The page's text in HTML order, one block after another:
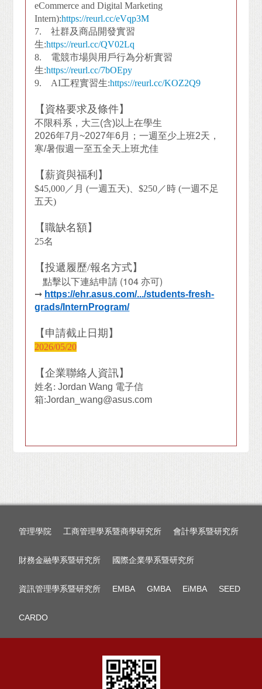
eCommerce and Digital Marketing
Intern):https://reurl.cc/eVqp3M
7. 社群及商品開發實習
生:https://reurl.cc/QV02Lq
8. 電競市場與用戶行為分析實習
生:https://reurl.cc/7bOEpy
9. AI工程實習生:https://reurl.cc/KOZ2Q9
【資格要求及條件】
不限科系，大三(含)以上在學生
2026年7月~2027年6月；一週至少上班2天，
寒/暑假週一至五全天上班尤佳
【薪資與福利】
$45,000 ／月 (一週五天) 、$250 ／時 (一週不足
五天)
【職缺名額】
25名
【投遞履歷/報名方式】
點擊以下連結申請(104亦可)
➞ https://ehr.asus.com/.../students-fresh-
grads/InternProgram/
【申請截止日期】
2026/05/20
【企業聯絡人資訊】
姓名:Jordan Wang 電子信
箱:Jordan_wang@asus.com
管理學院 工商管理學系暨商學研究所 會計學系暨研究所
財務金融學系暨研究所 國際企業學系暨研究所
資訊管理學系暨研究所 EMBA GMBA EiMBA SEED
CARDO